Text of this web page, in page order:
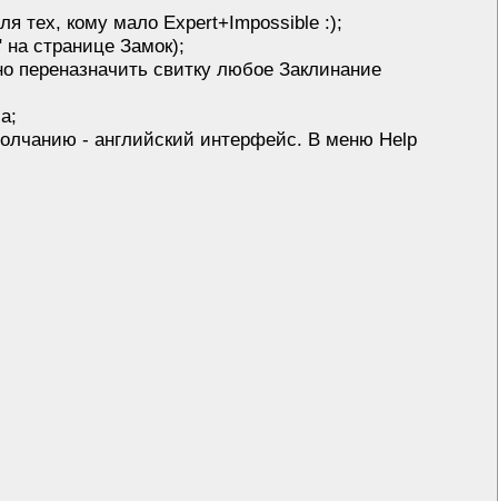
тех, кому мало Expert+Impossible :);
странице Замок);
переназначить свитку любое Заклинание
- английский интерфейс. В меню Help